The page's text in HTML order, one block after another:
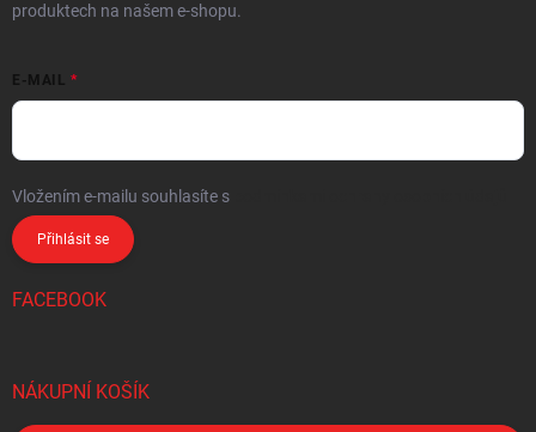
produktech na našem e-shopu.
E-MAIL
Vložením e-mailu souhlasíte s
Přihlásit se
FACEBOOK
NÁKUPNÍ KOŠÍK